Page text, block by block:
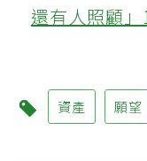
還有人照顧
資產 願望